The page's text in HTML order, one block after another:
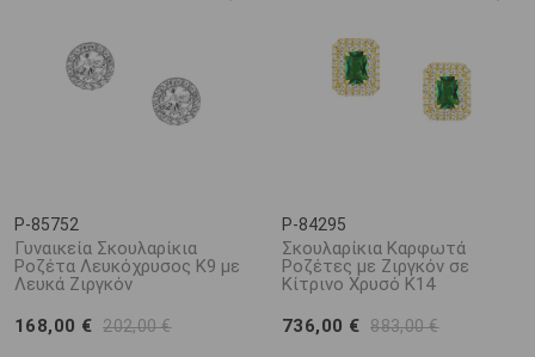
P-85752
Γυναικεία Σκουλαρίκια
Ροζέτα Λευκόχρυσος K9 με
Λευκά Ζιργκόν
168,00 € 202,00 €
P-84295
Σκουλαρίκια Καρφωτά
Ροζέτες με Ζιργκόν σε
Κίτρινο Χρυσό K14
736,00 € 883,00 €